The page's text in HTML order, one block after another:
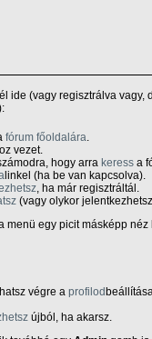
ide (vagy regisztrálva
fórum főoldalára.
vezet.
hogy arra keressa
linkel (ha be van kapcsolva).
, ha már regisztráltál.
(vagy olykor
menü egy picit másképp néz
végre a profilod
újból, ha akarsz.